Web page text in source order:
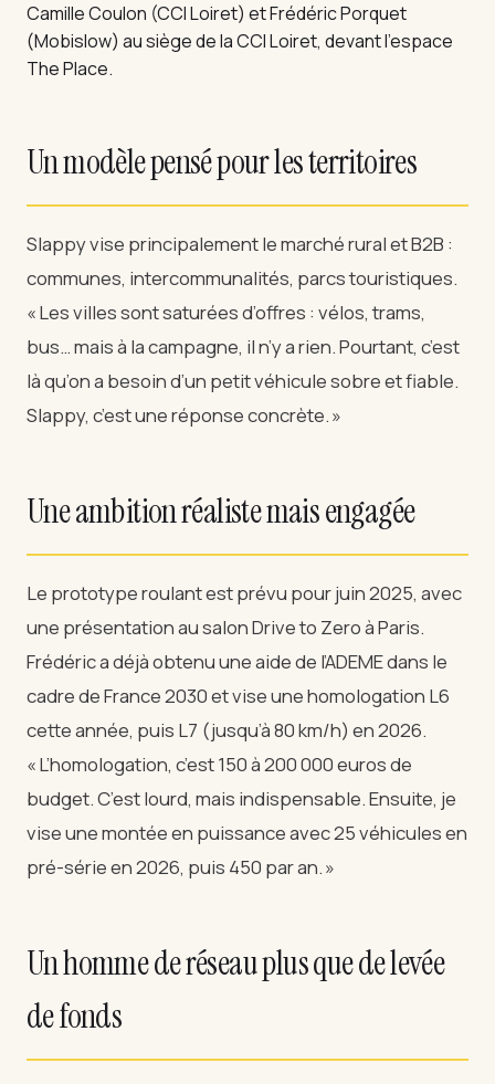
Camille Coulon (CCI Loiret) et Frédéric Porquet
(Mobislow) au siège de la CCI Loiret, devant l’espace
The Place.
Un modèle pensé pour les territoires
Slappy vise principalement le marché rural et B2B :
communes, intercommunalités, parcs touristiques.
« Les villes sont saturées d’offres : vélos, trams,
bus… mais à la campagne, il n’y a rien. Pourtant, c’est
là qu’on a besoin d’un petit véhicule sobre et fiable.
Slappy, c’est une réponse concrète. »
Une ambition réaliste mais engagée
Le prototype roulant est prévu pour juin 2025, avec
une présentation au salon Drive to Zero à Paris.
Frédéric a déjà obtenu une aide de l’ADEME dans le
cadre de France 2030 et vise une homologation L6
cette année, puis L7 (jusqu’à 80 km/h) en 2026.
« L’homologation, c’est 150 à 200 000 euros de
budget. C’est lourd, mais indispensable. Ensuite, je
vise une montée en puissance avec 25 véhicules en
pré-série en 2026, puis 450 par an. »
Un homme de réseau plus que de levée
de fonds